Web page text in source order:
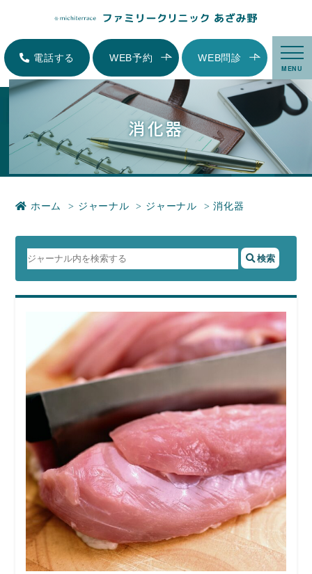
電話する WEB予約 WEB問診
MENU
消化器
ホーム ジャーナル ジャーナル 消化器